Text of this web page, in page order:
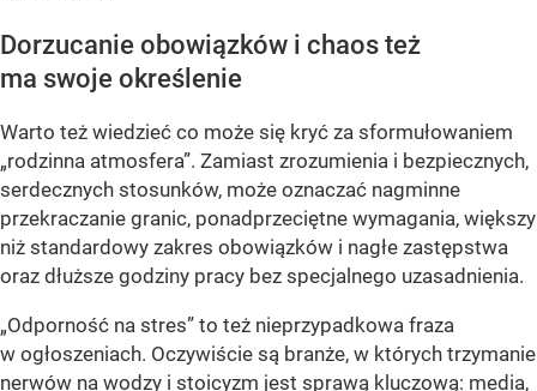
Dorzucanie obowiązków i chaos też
ma swoje określenie
Warto też wiedzieć co może się kryć za sformułowaniem
„rodzinna atmosfera”. Zamiast zrozumienia i bezpiecznych,
serdecznych stosunków, może oznaczać nagminne
przekraczanie granic, ponadprzeciętne wymagania, większy
niż standardowy zakres obowiązków i nagłe zastępstwa
oraz dłuższe godziny pracy bez specjalnego uzasadnienia.
„Odporność na stres” to też nieprzypadkowa fraza
w ogłoszeniach. Oczywiście są branże, w których trzymanie
nerwów na wodzy i stoicyzm jest sprawą kluczową: media,